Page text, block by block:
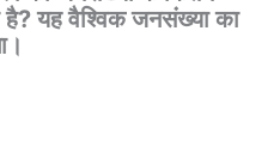
है? यह वैश्विक जनसंख्या का